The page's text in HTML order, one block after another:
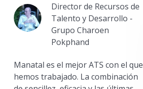
Director de Recursos de
Talento y Desarrollo -
Grupo Charoen
Pokphand
Manatal es el mejor ATS con el que
hemos trabajado. La combinación